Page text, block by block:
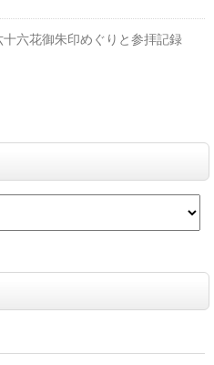
六花御朱印めぐりと参拝記録